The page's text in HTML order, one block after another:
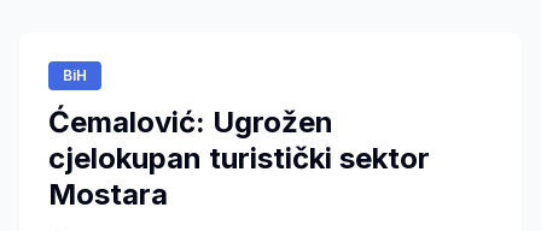
BiH
Ćemalović: Ugrožen
cjelokupan turistički sektor
Mostara